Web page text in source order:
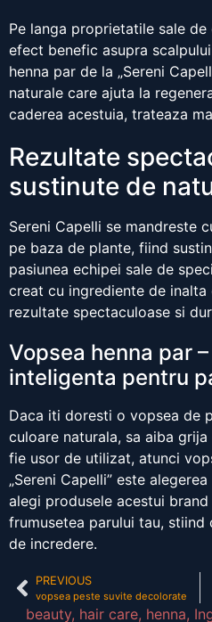
Pe langa proprietatile sale
efect benefic asupra
henna par de la „Sereni
naturale care ajuta la
caderea acestuia, trateaza
Rezultate
sustinute de
Sereni Capelli se mandreste
pe baza de plante, fiind
pasiunea echipei sale de
creat cu ingrediente de
rezultate spectaculoase si
Vopsea henna par
inteligenta pentru
Daca iti doresti o vopsea de
culoare naturala, sa aiba
fie usor de utilizat, atunci
„Sereni Capelli” este
alegi produsele acestui
frumusetea parului tau,
de incredere.
PREVIOUS
vopsea peste suvite decolorate
beauty, hair care, henna,